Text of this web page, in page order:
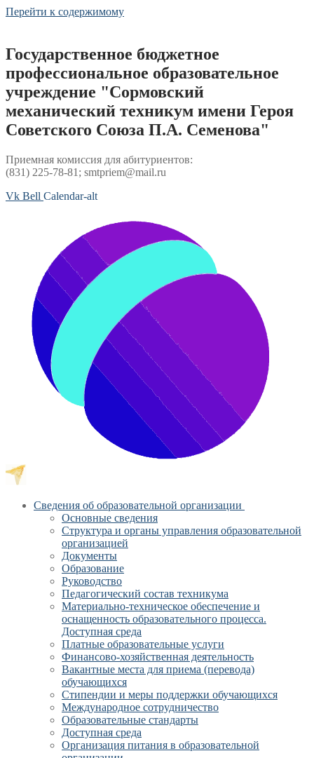
Перейти к содержимому
Государственное бюджетное
профессиональное образовательное
учреждение "Сормовский
механический техникум имени Героя
Советского Союза П.А. Семенова"
Приемная комиссия для абитуриентов:
(831) 225-78-81; smtpriem@mail.ru
Vk Bell Calendar-alt
Сведения об образовательной организации
Основные сведения
Структура и органы управления образовательной
организацией
Документы
Образование
Руководство
Педагогический состав техникума
Материально-техническое обеспечение и
оснащенность образовательного процесса.
Доступная среда
Платные образовательные услуги
Финансово-хозяйственная деятельность
Вакантные места для приема (перевода)
обучающихся
Стипендии и меры поддержки обучающихся
Международное сотрудничество
Образовательные стандарты
Доступная среда
Организация питания в образовательной